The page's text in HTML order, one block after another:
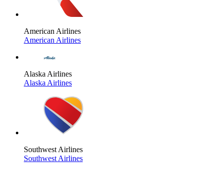
American Airlines
American Airlines
Alaska Airlines
Alaska Airlines
Southwest Airlines
Southwest Airlines